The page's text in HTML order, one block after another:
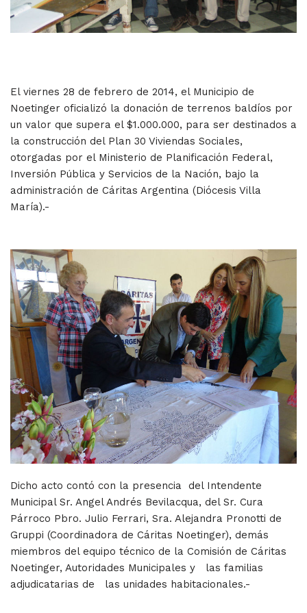
El viernes 28 de febrero de 2014, el Municipio de
Noetinger oficializó la donación de terrenos baldíos por
un valor que supera el $1.000.000, para ser destinados a
la construcción del Plan 30 Viviendas Sociales,
otorgadas por el Ministerio de Planificación Federal,
Inversión Pública y Servicios de la Nación, bajo la
administración de Cáritas Argentina (Diócesis Villa
María).-
Dicho acto contó con la presencia del Intendente
Municipal Sr. Angel Andrés Bevilacqua, del Sr. Cura
Párroco Pbro. Julio Ferrari, Sra. Alejandra Pronotti de
Gruppi (Coordinadora de Cáritas Noetinger), demás
miembros del equipo técnico de la Comisión de Cáritas
Noetinger, Autoridades Municipales y las familias
adjudicatarias de las unidades habitacionales.-